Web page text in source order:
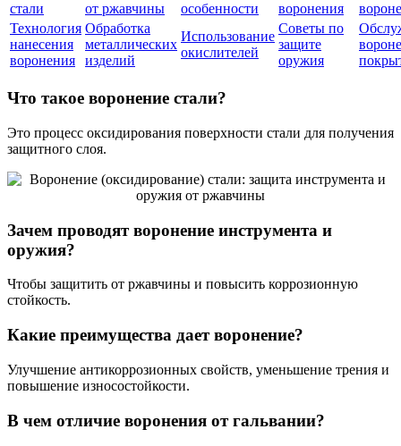
стали
от ржавчины
особенности
воронения
Технология
нанесения
воронения
Обработка
металлических
изделий
Использование
окислителей
Советы по
защите
оружия
Что такое воронение стали?
Это процесс оксидирования поверхности стали для получения
защитного слоя.
Зачем проводят воронение инструмента и
оружия?
Чтобы защитить от ржавчины и повысить коррозионную
стойкость.
Какие преимущества дает воронение?
Улучшение антикоррозионных свойств, уменьшение трения и
повышение износостойкости.
В чем отличие воронения от гальвании?